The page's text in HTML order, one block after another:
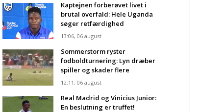
Kaptejnen forberøvet livet i
brutal overfald: Hele Uganda
søger retfærdighed
13:06, 06 august
Sommerstorm ryster
fodboldturnering: Lyn dræber
spiller og skader flere
12:11, 06 august
Real Madrid og Vinicius Junior:
En beslutning er truffet!